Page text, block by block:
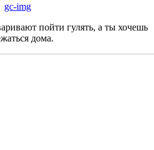
gc-img
пойти гулять, а ты хочешь
дома.